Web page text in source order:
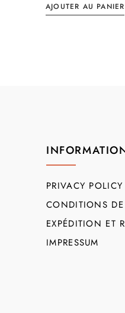
AJOUTER AU PANIER
PRIVACY POLICY
CONDITIONS
EXPÉDITION ET
IMPRESSUM